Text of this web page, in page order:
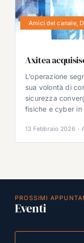
Amici del canale,
Axitea
L’operazione
sua volontà di
sicurezza
fisiche e cyber in
13 Febbraio 2026 ·
PROSSIMI
Eventi